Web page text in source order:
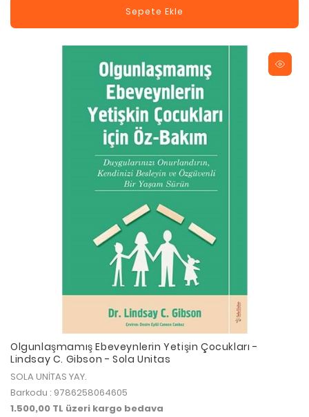
Sepete Ekle
Olgunlaşmamış Ebeveynlerin Yetişin Çocukları -
Lindsay C. Gibson - Sola Unitas
SOLA UNİTAS YAY.
Barkodu : 9786258064605
1.500,00 TL üzeri kargo bedava